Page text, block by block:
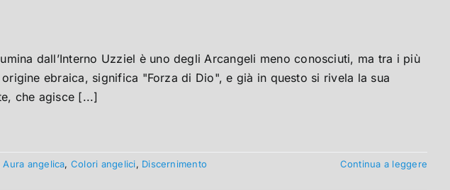
dall’Interno Uzziel è uno degli Arcangeli meno conosciuti, ma tra i più
ebraica, significa "Forza di Dio", e già in questo si rivela la sua
che agisce [...]
Aura angelica, Colori angelici, Discernimento
Continua a leggere